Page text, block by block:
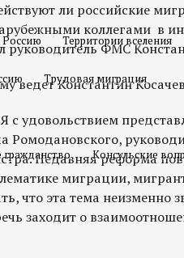
Россию Территории вселения
Трудовая миграция
гражданство Консульские
ли российские
коллегами в
руководитель ФМС
ведет Константин
с удовольствием
Ромодановского,
Недавняя реформа
миграции,
что эта тема неизменно
заходит о